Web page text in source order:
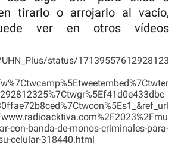
tirarlo o arrojarlo al vacío,
ver en otros vídeos
status/17139557612928123
con-banda-de-monos-criminales-para-
celular-318440.html